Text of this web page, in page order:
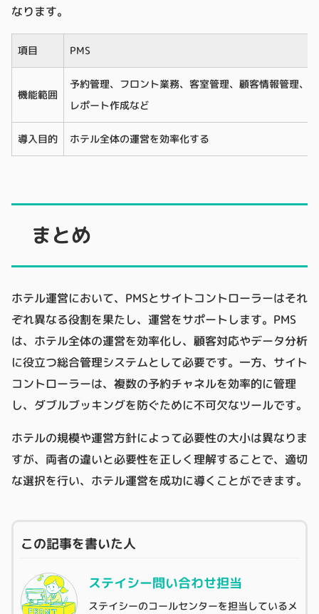
なります。
項目 PMS
機能範囲
予約管理、フロント業務、客室管理、顧客情報管理、
レポート作成など
導入目的 ホテル全体の運営を効率化する
まとめ
ホテル運営において、PMSとサイトコントローラーはそれ
ぞれ異なる役割を果たし、運営をサポートします。PMS
は、ホテル全体の運営を効率化し、顧客対応やデータ分析
に役立つ総合管理システムとして必要です。一方、サイト
コントローラーは、複数の予約チャネルを効率的に管理
し、ダブルブッキングを防ぐために不可欠なツールです。
ホテルの規模や運営方針によって必要性の大小は異なりま
すが、両者の違いと必要性を正しく理解することで、適切
な選択を行い、ホテル運営を成功に導くことができます。
この記事を書いた人
ステイシー問い合わせ担当
ステイシーのコールセンターを担当しているメ